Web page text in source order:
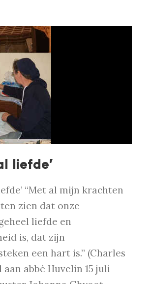
liefde’
“Met al mijn krachten
zien dat onze
liefde en
is, dat zijn
een hart is.” (Charles
aan abbé Huvelin 15 juli